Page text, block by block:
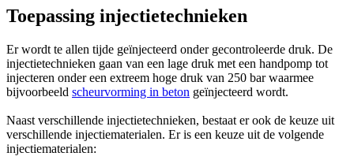
Toepassing injectietechnieken
Er wordt te allen tijde geïnjecteerd onder gecontroleerde druk. De
injectietechnieken gaan van een lage druk met een handpomp tot
injecteren onder een extreem hoge druk van 250 bar waarmee
bijvoorbeeld scheurvorming in beton geïnjecteerd wordt.
Naast verschillende injectietechnieken, bestaat er ook de keuze uit
verschillende injectiematerialen. Er is een keuze uit de volgende
injectiematerialen: